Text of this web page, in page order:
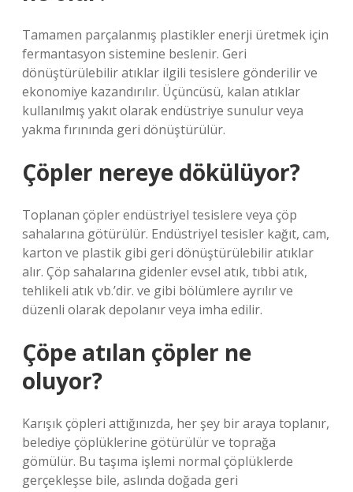
Tamamen parçalanmış plastikler enerji üretmek için
fermantasyon sistemine beslenir. Geri
dönüştürülebilir atıklar ilgili tesislere gönderilir ve
ekonomiye kazandırılır. Üçüncüsü, kalan atıklar
kullanılmış yakıt olarak endüstriye sunulur veya
yakma fırınında geri dönüştürülür.
Çöpler nereye dökülüyor?
Toplanan çöpler endüstriyel tesislere veya çöp
sahalarına götürülür. Endüstriyel tesisler kağıt, cam,
karton ve plastik gibi geri dönüştürülebilir atıklar
alır. Çöp sahalarına gidenler evsel atık, tıbbi atık,
tehlikeli atık vb.’dir. ve gibi bölümlere ayrılır ve
düzenli olarak depolanır veya imha edilir.
Çöpe atılan çöpler ne
oluyor?
Karışık çöpleri attığınızda, her şey bir araya toplanır,
belediye çöplüklerine götürülür ve toprağa
gömülür. Bu taşıma işlemi normal çöplüklerde
gerçekleşse bile, aslında doğada geri